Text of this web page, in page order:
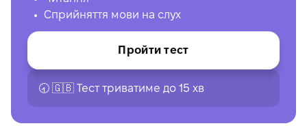
Сприйняття мови на слух
Пройти тест
🕣 🇬🇧 Тест триватиме до 15 хв